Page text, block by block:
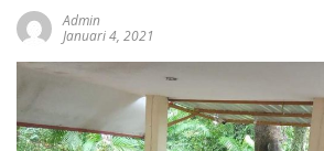
Admin
Januari 4, 2021